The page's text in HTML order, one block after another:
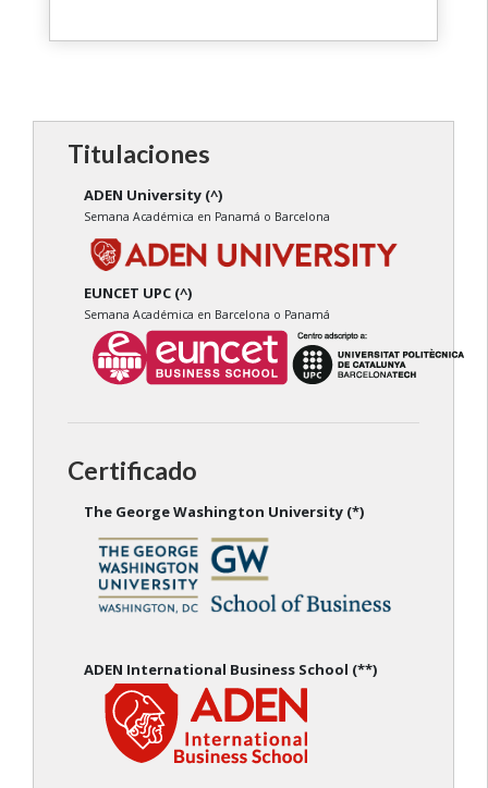
Titulaciones
ADEN University (^)
Semana Académica en Panamá o Barcelona
EUNCET UPC (^)
Semana Académica en Barcelona o Panamá
Certificado
The George Washington University (*)
ADEN International Business School (**)